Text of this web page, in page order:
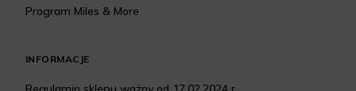
Program Miles & More
INFORMACJE